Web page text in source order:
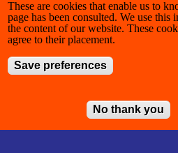
These are cookies that enable us to
page has been consulted. We use
the content of our website. These
agree to their placement.
Save preferences
No thank you